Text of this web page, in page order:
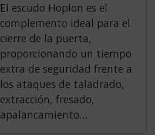
El escudo Hoplon es el
complemento ideal para el
cierre de la puerta,
proporcionando un tiempo
extra de seguridad frente a
los ataques de taladrado,
extracción, fresado,
apalancamiento…